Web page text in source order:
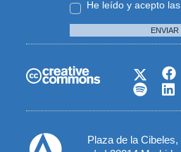
He leído y acepto las
ENVIAR
Plaza de la Cibeles,